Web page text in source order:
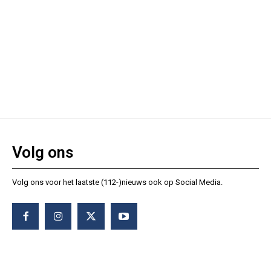
Volg ons
Volg ons voor het laatste (112-)nieuws ook op Social Media.